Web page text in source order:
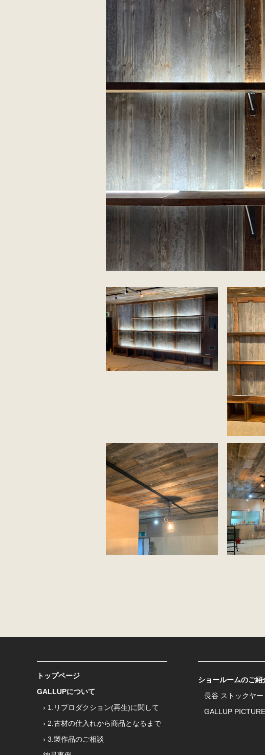
トップページ
GALLUPについて
› 1.リプロダクション(再生)に関して
› 2.古材の仕入れから商品となるまで
› 3.製作品のご相談
ショールームのご紹
長谷 ストックヤー
GALLUP